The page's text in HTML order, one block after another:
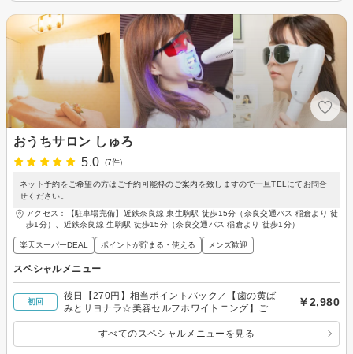
おうちサロン しゅろ
5.0
(7件)
ネット予約をご希望の方はご予約可能枠のご案内を致しますので一旦TELにてお問合
せください。
アクセス：【駐車場完備】近鉄奈良線 東生駒駅 徒歩15分（奈良交通バス 稲倉より 徒
歩1分）、近鉄奈良線 生駒駅 徒歩15分（奈良交通バス 稲倉より 徒歩1分）
楽天スーパーDEAL ポイントが貯まる・使える メンズ歓迎
スペシャルメニュー
初回
後日【270円】相当ポイントバック／【歯の黄ば
みとサヨナラ☆美容セルフホワイトニング】ご新
規様 5分×2照射 通常￥6900→￥2980
￥2,980
すべてのスペシャルメニューを見る